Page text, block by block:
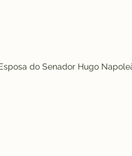
do Senador Hugo